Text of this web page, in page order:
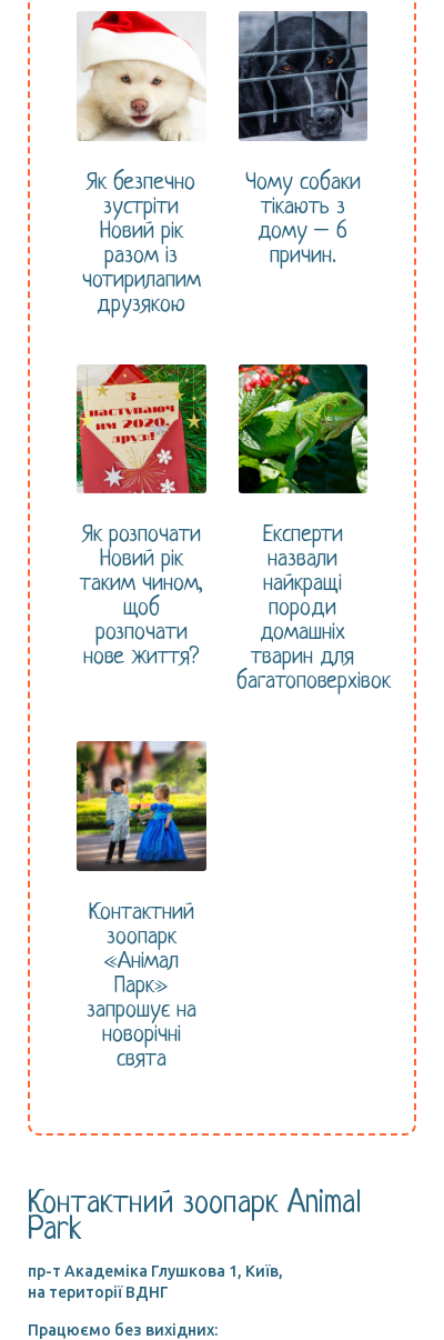
Як безпечно
зустріти
Новий рік
разом із
чотирилапим
друзякою
Чому собаки
тікають з
дому – 6
причин.
Як розпочати
Новий рік
таким чином,
щоб
розпочати
нове життя?
Експерти
назвали
найкращі
породи
домашніх
тварин для
багатоповерхівок
Контактний
зоопарк
«Анімал
Парк»
запрошує на
новорічні
свята
Контактний зоопарк Animal
Park
пр-т Академіка Глушкова 1, Київ,
на території ВДНГ
Працюємо без вихідних: